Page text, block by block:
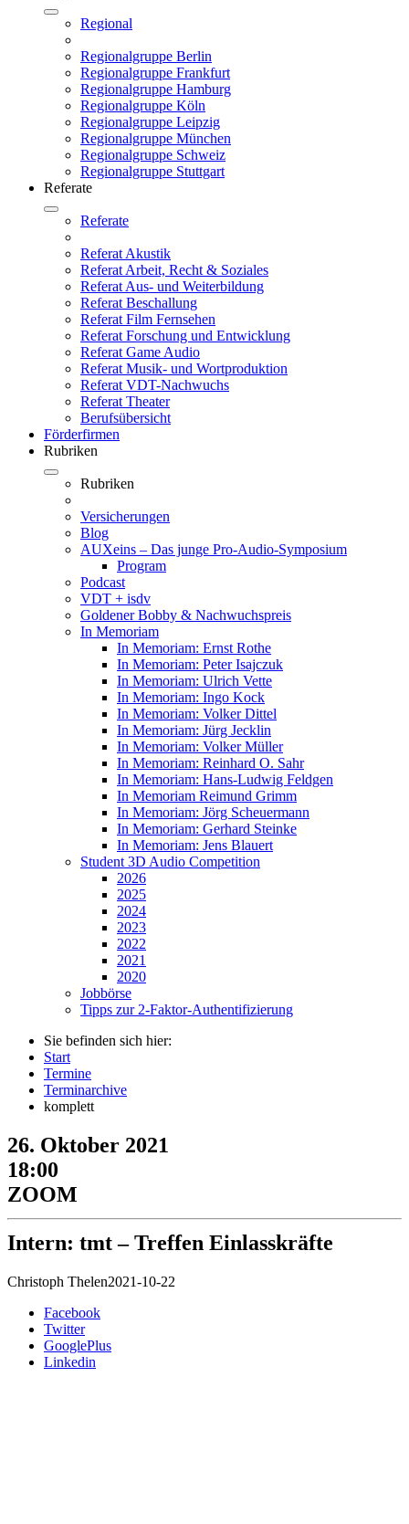
Regional
Regionalgruppe Berlin
Regionalgruppe Frankfurt
Regionalgruppe Hamburg
Regionalgruppe Köln
Regionalgruppe Leipzig
Regionalgruppe München
Regionalgruppe Schweiz
Regionalgruppe Stuttgart
Referate
Referate
Referat Akustik
Referat Arbeit, Recht & Soziales
Referat Aus- und Weiterbildung
Referat Beschallung
Referat Film Fernsehen
Referat Forschung und Entwicklung
Referat Game Audio
Referat Musik- und Wortproduktion
Referat VDT-Nachwuchs
Referat Theater
Berufsübersicht
Förderfirmen
Rubriken
Rubriken
Versicherungen
Blog
AUXeins – Das junge Pro-Audio-Symposium
Program
Podcast
VDT + isdv
Goldener Bobby & Nachwuchspreis
In Memoriam
In Memoriam: Ernst Rothe
In Memoriam: Peter Isajczuk
In Memoriam: Ulrich Vette
In Memoriam: Ingo Kock
In Memoriam: Volker Dittel
In Memoriam: Jürg Jecklin
In Memoriam: Volker Müller
In Memoriam: Reinhard O. Sahr
In Memoriam: Hans-Ludwig Feldgen
In Memoriam Reimund Grimm
In Memoriam: Jörg Scheuermann
In Memoriam: Gerhard Steinke
In Memoriam: Jens Blauert
Student 3D Audio Competition
2026
2025
2024
2023
2022
2021
2020
Jobbörse
Tipps zur 2-Faktor-Authentifizierung
Sie befinden sich hier:
Start
Termine
Terminarchive
komplett
26. Oktober 2021
18:00
ZOOM
Intern: tmt – Treffen Einlasskräfte
Christoph Thelen2021-10-22
Facebook
Twitter
GooglePlus
Linkedin